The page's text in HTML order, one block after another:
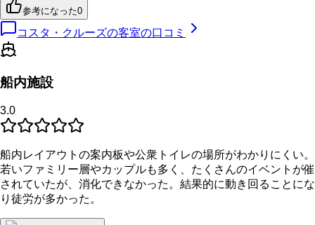
参考になった0
コスタ・クルーズの客室の口コミ
船内施設
3.0
船内レイアウトの案内板や公衆トイレの場所がわかりにくい。
若いファミリー層やカップルも多く、たくさんのイベントが催
されていたが、消化できなかった。結果的に動き回ることにな
り徒労が多かった。